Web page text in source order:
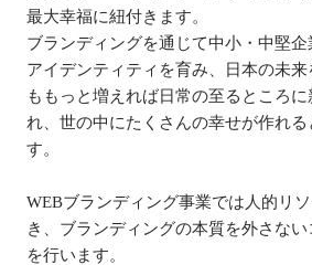
最大幸福に紐付きます。
ブランディングを通じて中小・中堅企
アイデンティティを育み、日本の未来
ももっと増えれば日常の至るところ
れ、世の中にたくさんの幸せが作れ
す。
WEBブランディング事業では人的リ
き、ブランディングの本質を外さな
を行います。